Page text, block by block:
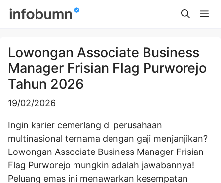
Skip
Lowongan Associate Business
Manager Frisian Flag Purworejo
Tahun 2026
19/02/2026
Ingin karier cemerlang di perusahaan
multinasional ternama dengan gaji menjanjikan?
Lowongan Associate Business Manager Frisian
Flag Purworejo mungkin adalah jawabannya!
Peluang emas ini menawarkan kesempatan